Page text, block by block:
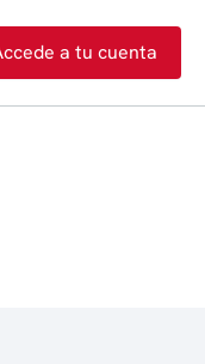
a tu cuenta